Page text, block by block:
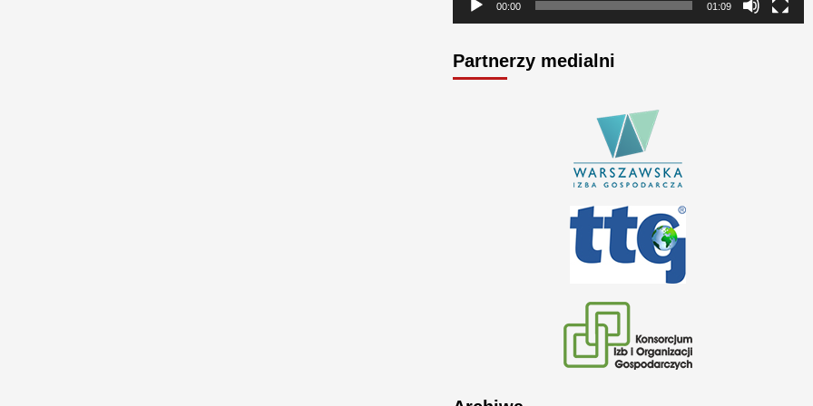
00:00 01:09
Partnerzy medialni